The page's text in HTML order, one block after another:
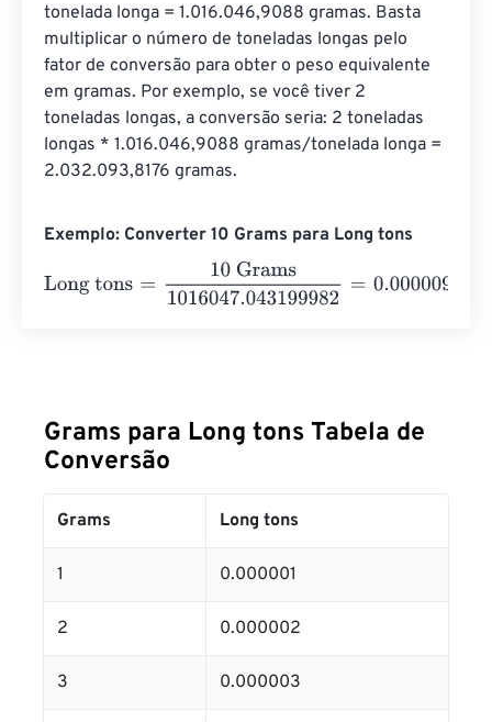
tonelada longa = 1.016.046,9088 gramas. Basta
multiplicar o número de toneladas longas pelo
fator de conversão para obter o peso equivalente
em gramas. Por exemplo, se você tiver 2
toneladas longas, a conversão seria: 2 toneladas
longas * 1.016.046,9088 gramas/tonelada longa =
2.032.093,8176 gramas.
Exemplo: Converter 10 Grams para Long tons
Long tons
1016047.043199982 =0.0000098
Grams para Long tons Tabela de
Conversão
Grams Long tons
1 0.000001
2 0.000002
3 0.000003